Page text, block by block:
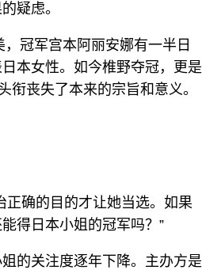
疑虑。
冠军宫本阿丽安娜有一半日
本女性。如今椎野夺冠，更是
衔丧失了本来的宗旨和意义。
正确的目的才让她当选。如果
得日本小姐的冠军吗？”
的关注度逐年下降。主办方是